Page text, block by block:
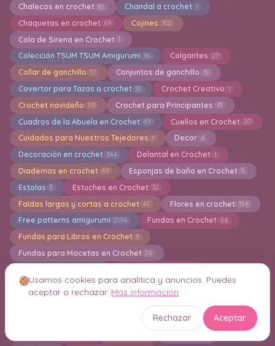
Chalecos en crochet 82 Chandal a crochet 1
Chaquetas en crochet 69 Cojines 102
Cola de Sirena en Crochet 1
Colección TSUM TSUM Amigurumi 16 Colgantes 27
Collar de ganchillo 17 Conjuntos de ganchillo 15
Covertor para Tazas a crochet 33 Crochet Creativo 1
Crochet navideño 113 Crochet para Principantes 41
Cuadros de la Abuela en Crochet 49 Cuellos en Crochet 20
Cuidados para Nuestros Tejedores 1 Decor 4
Decoración en crochet 344 Delantal en Crochet 1
Diademas en crochet 49 Esponjas de baño en Crochet 5
Estolas 3 Estuches en Crochet 32
Faldas largas y cortas a crochet 47 Flores en crochet 156
Free patterns amigurumi 2194 Fundas en Crochet 64
Fundas para Libros en Crochet 3
Fundas para Macetas en Crochet 26
Guantes en crochet 32 Guirnaldas
Jersey en Crochet 118
Usamos cookies para analítica y anuncios. Puedes
aceptar o rechazar. Más información
Rechazar Aceptar